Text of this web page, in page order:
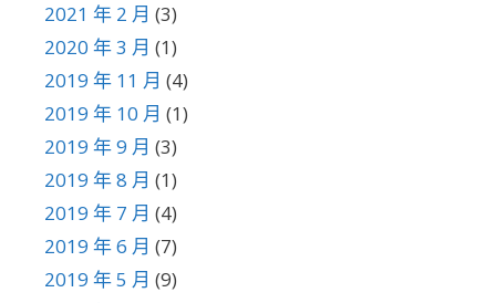
2021 年 2 月 (3)
2020 年 3 月 (1)
2019 年 11 月 (4)
2019 年 10 月 (1)
2019 年 9 月 (3)
2019 年 8 月 (1)
2019 年 7 月 (4)
2019 年 6 月 (7)
2019 年 5 月 (9)